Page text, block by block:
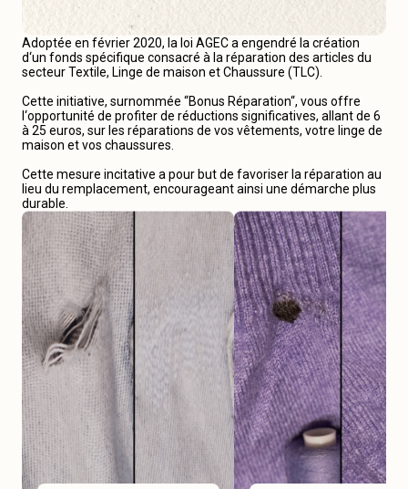
Adoptée en février 2020, la loi AGEC a engendré la création
d‘un fonds spécifique consacré à la réparation des articles du
secteur Textile, Linge de maison et Chaussure (TLC).
Cette initiative, surnommée “Bonus Réparation“, vous offre
l‘opportunité de profiter de réductions significatives, allant de 6
à 25 euros, sur les réparations de vos vêtements, votre linge de
maison et vos chaussures.
Cette mesure incitative a pour but de favoriser la réparation au
lieu du remplacement, encourageant ainsi une démarche plus
durable.